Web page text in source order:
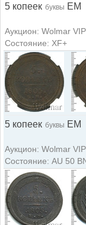
5 копеек буквы ЕМ
Аукцион: Wolmar VIP
Состояние: XF+
5 копеек буквы ЕМ
Аукцион: Wolmar VIP
Состояние: AU 50